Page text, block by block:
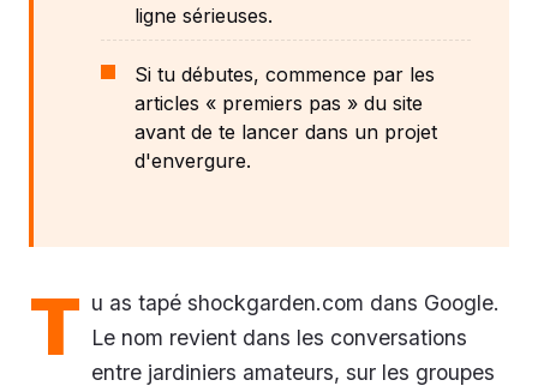
ligne sérieuses.
Si tu débutes, commence par les
articles « premiers pas » du site
avant de te lancer dans un projet
d'envergure.
T u as tapé shockgarden.com dans Google.
Le nom revient dans les conversations
entre jardiniers amateurs, sur les groupes